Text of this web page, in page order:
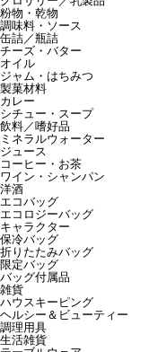
粉物・乾物
調味料・ソース
缶詰／瓶詰
チーズ・バター
オイル
ジャム・はちみつ
製菓材料
カレー
シチュー・スープ
飲料／嗜好品
ミネラルウォーター
ジュース
コーヒー・お茶
ワイン・シャンパン
洋酒
エコバッグ
エコロジーバッグ
キャラクター
保冷バッグ
折りたたみバッグ
限定バッグ
バッグ付属品
雑貨
ハウスキーピング
ヘルシー＆ビューティー
調理用具
生活雑貨